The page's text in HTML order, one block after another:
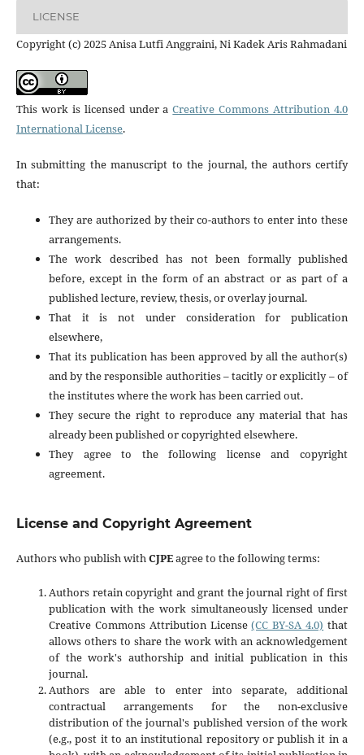
LICENSE
Copyright (c) 2025 Anisa Lutfi Anggraini, Ni Kadek Aris Rahmadani
This work is licensed under aCreative Commons Attribution 4.0
International License.
In submitting the manuscript to the journal, the authors certify
that:
They are authorized by their co-authors to enter into these
arrangements.
The work described has not been formally published
before, except in the form of an abstract or as part of a
published lecture, review, thesis, or overlay journal.
That it is not under consideration for publication
elsewhere,
That its publication has been approved by all the author(s)
and by the responsible authorities – tacitly or explicitly – of
the institutes where the work has been carried out.
They secure the right to reproduce any material that has
already been published or copyrighted elsewhere.
They agree to the following license and copyright
agreement.
License and Copyright Agreement
Authors who publish withCJPEagree to the following terms:
Authors retain copyright and grant the journal right of first
publication with the work simultaneously licensed under
Creative Commons Attribution License(CC BY-SA 4.0) that
allows others to share the work with an acknowledgement
of the work's authorship and initial publication in this
journal.
Authors are able to enter into separate, additional
contractual arrangements for the non-exclusive
distribution of the journal's published version of the work
(e.g., post it to an institutional repository or publish it in a